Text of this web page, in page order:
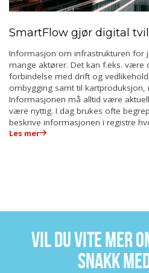
SmartFlow gjør digital
Informasjon om infrastrukturen for
mange aktører. Det kan f.eks. være
forbindelse med drift og
ombygging samt til kartproduksjon,
Informasjonen må alltid være
være nyttig. I dag brukes ofte
beskrive informasjonen i registre
Les mer
VIL DU VITE MER
SNAKK